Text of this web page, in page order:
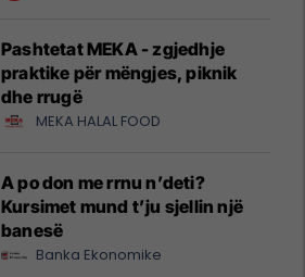
Pashtetat MEKA - zgjedhje
praktike për mëngjes, piknik
dhe rrugë
MEKA HALAL FOOD
A po don me rrnu n’deti?
Kursimet mund t’ju sjellin një
banesë
Banka Ekonomike